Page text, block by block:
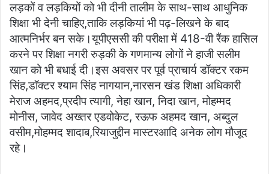
लड़कों व लड़कियों को भी दीनी तालीम के साथ-साथ आधुनिक
शिक्षा भी देनी चाहिए,ताकि लड़कियां भी पढ़-लिखने के बाद
आत्मनिर्भर बन सके।यूपीएससी की परीक्षा में 418-वी रैंक हासिल
करने पर शिक्षा नगरी रुड़की के गणमान्य लोगों ने हाजी सलीम
खान को भी बधाई दी।इस अवसर पर पूर्व प्राचार्य डॉक्टर रकम
सिंह,डॉक्टर श्याम सिंह नागयान,नारसन खंड शिक्षा अधिकारी
मेराज अहमद,प्रदीप त्यागी, नेहा खान, निदा खान, मोहम्मद
मोनीस, जावेद अख्तर एडवोकेट, रऊफ अहमद खान, अब्दुल
वसीम,मोहम्मद शादाब,रियाजुद्दीन मास्टरआदि अनेक लोग मौजूद
रहे।